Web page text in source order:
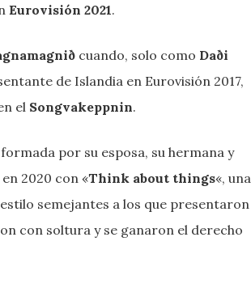
Eurovisión 2021.
cuando, solo como Daði
de Islandia en Eurovisión 2017,
el Songvakeppnin.
por su esposa, su hermana y
2020 con «Think about things«, una
semejantes a los que presentaron
con soltura y se ganaron el derecho